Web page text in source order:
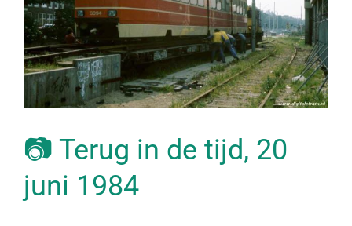
📷 Terug in de tijd, 20
juni 1984